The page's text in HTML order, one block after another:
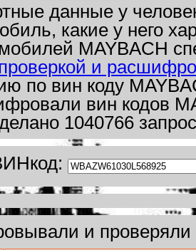
данные у
какие у него
MAYBACH
и
по вин коду
вин кодов
1040766
и